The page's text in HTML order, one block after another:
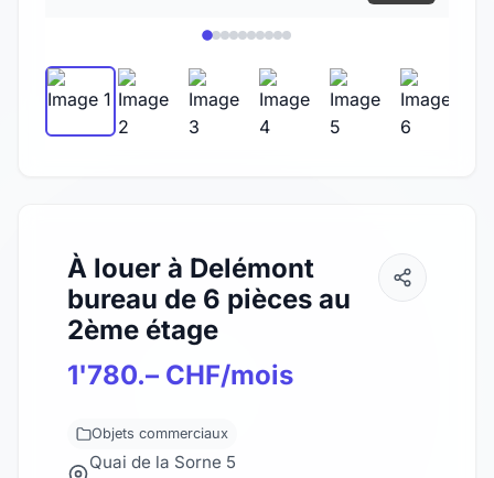
À louer à Delémont
bureau de 6 pièces au
2ème étage
1'780.– CHF/mois
Objets commerciaux
Quai de la Sorne 5